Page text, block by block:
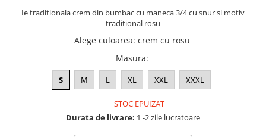
Ie traditionala crem din bumbac cu maneca 3/4 cu snur si motiv
traditional rosu
Alege culoarea: crem cu rosu
Masura:
S M L XL XXL XXXL
STOC EPUIZAT
Durata de livrare: 1 -2 zile lucratoare